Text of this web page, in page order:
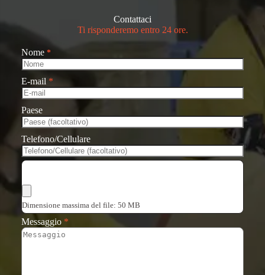
Contattaci
Ti risponderemo entro 24 ore.
Nome *
E-mail *
Paese
Telefono/Cellulare
Dimensione massima del file: 50 MB
Messaggio *